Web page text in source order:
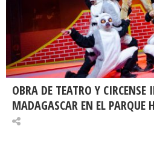
OBRA DE TEATRO Y
MADAGASCAR EN EL PARQUE